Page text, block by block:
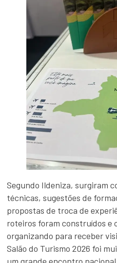
Segundo Ildeniza, surgiram
técnicas, sugestões de
propostas de troca de
roteiros foram construídos e
organizando para receber
Salão do Turismo 2026 foi